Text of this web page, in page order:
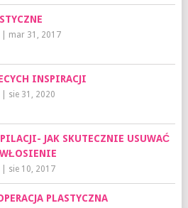
mar 31, 2017
INSPIRACJI
sie 31, 2020
JAK SKUTECZNIE USUWAĆ
sie 10, 2017
PLASTYCZNA